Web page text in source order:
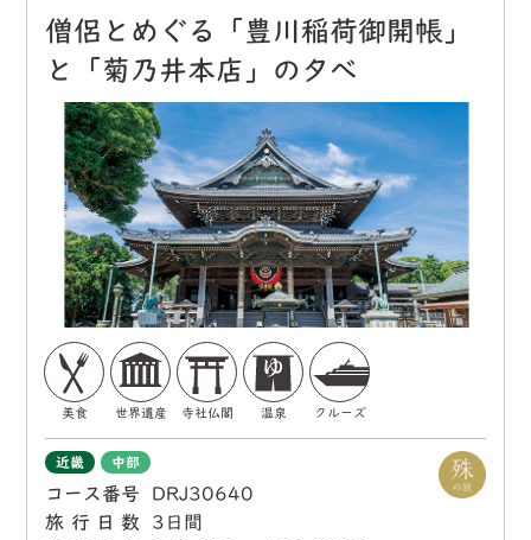
僧侶とめぐる「豊川稲荷御開帳」
と「菊乃井本店」の夕べ
美食 世界遺産 寺社仏閣 温泉 クルーズ
近畿 中部
コース番号
DRJ30640
旅行日数
3日間